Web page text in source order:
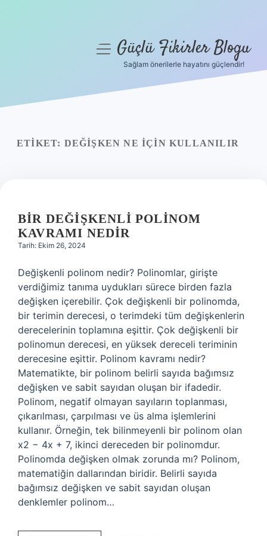
Yasal Uyarı
menüyüGüçlü Fikirler Blogu
Sağlam önerilerle hayatını güçlendir!
ETIKET: DEĞIŞKEN NE IÇIN KULLANILIR
BIR DEĞIŞKENLI POLINOM
KAVRAMI NEDIR
Tarih: Ekim 26, 2024
Değişkenli polinom nedir? Polinomlar, girişte
verdiğimiz tanıma uydukları sürece birden fazla
değişken içerebilir. Çok değişkenli bir polinomda,
bir terimin derecesi, o terimdeki tüm değişkenlerin
derecelerinin toplamına eşittir. Çok değişkenli bir
polinomun derecesi, en yüksek dereceli teriminin
derecesine eşittir. Polinom kavramı nedir?
Matematikte, bir polinom belirli sayıda bağımsız
değişken ve sabit sayıdan oluşan bir ifadedir.
Polinom, negatif olmayan sayıların toplanması,
çıkarılması, çarpılması ve üs alma işlemlerini
kullanır. Örneğin, tek bilinmeyenli bir polinom olan
x2 − 4x + 7, ikinci dereceden bir polinomdur.
Polinomda değişken olmak zorunda mı? Polinom,
matematiğin dallarından biridir. Belirli sayıda
bağımsız değişken ve sabit sayıdan oluşan
denklemler polinom…